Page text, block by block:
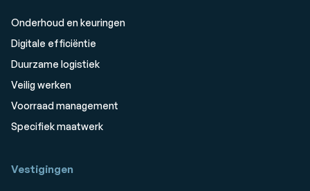
Onderhoud en keuringen
Digitale efficiëntie
Duurzame logistiek
Veilig werken
Voorraad management
Specifiek maatwerk
Vestigingen